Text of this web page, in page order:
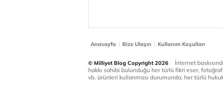
Anasayfa | Bize Ulaşın | Kullanım Koşulları
© Milliyet Blog Copyright 2026
İnternet
hakkı sahibi bulunduğu her türlü fikri eser,
vb. ürünleri kullanması durumunda, her türlü